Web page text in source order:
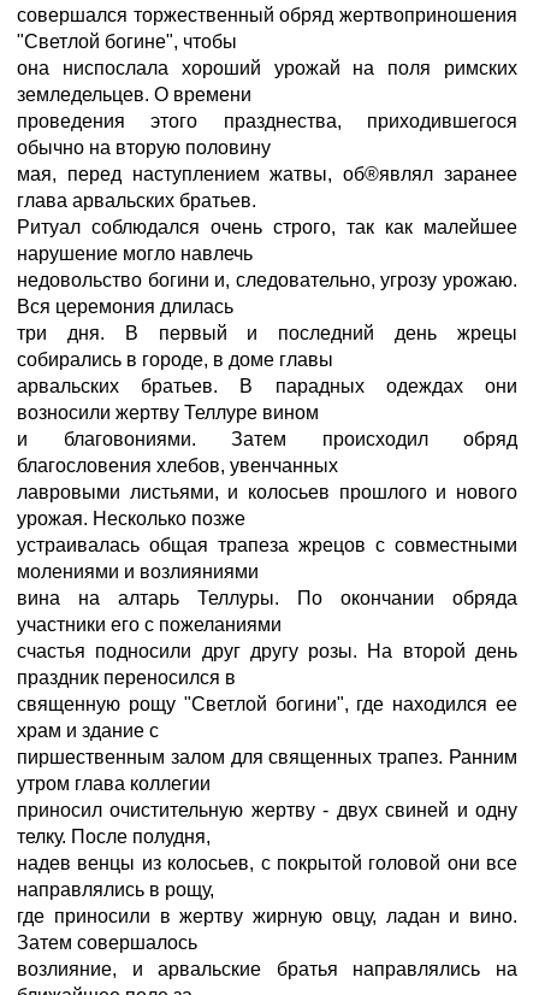
совершался торжественный обряд жертвоприношения
"Светлой богине", чтобы
она ниспослала хороший урожай на поля римских
земледельцев. О времени
проведения этого празднества, приходившегося
обычно на вторую половину
мая, перед наступлением жатвы, об®являл заранее
глава арвальских братьев.
Ритуал соблюдался очень строго, так как малейшее
нарушение могло навлечь
недовольство богини и, следовательно, угрозу урожаю.
Вся церемония длилась
три дня. В первый и последний день жрецы
собирались в городе, в доме главы
арвальских братьев. В парадных одеждах они
возносили жертву Теллуре вином
и благовониями. Затем происходил обряд
благословения хлебов, увенчанных
лавровыми листьями, и колосьев прошлого и нового
урожая. Несколько позже
устраивалась общая трапеза жрецов с совместными
молениями и возлияниями
вина на алтарь Теллуры. По окончании обряда
участники его с пожеланиями
счастья подносили друг другу розы. На второй день
праздник переносился в
священную рощу "Светлой богини", где находился ее
храм и здание с
пиршественным залом для священных трапез. Ранним
утром глава коллегии
приносил очистительную жертву - двух свиней и одну
телку. После полудня,
надев венцы из колосьев, с покрытой головой они все
направлялись в рощу,
где приносили в жертву жирную овцу, ладан и вино.
Затем совершалось
возлияние, и арвальские братья направлялись на